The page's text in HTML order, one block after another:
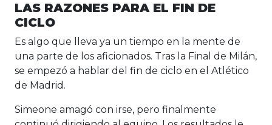
LAS RAZONES PARA EL FIN DE
CICLO
Es algo que lleva ya un tiempo en la mente de
una parte de los aficionados. Tras la Final de Milán,
se empezó a hablar del fin de ciclo en el Atlético
de Madrid.
Simeone amagó con irse, pero finalmente